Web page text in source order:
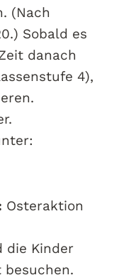
(Nach
Sobald es
danach
4),
Osteraktion
die Kinder